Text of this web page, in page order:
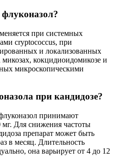
при системных
cryptococcus, при
и локализованных
кокцидиоидомикозе и
микроскопическими
при кандидозе?
принимают
мг. Для снижения частоты
препарат может быть
в месяц. Длительность
она варьирует от 4 до 12